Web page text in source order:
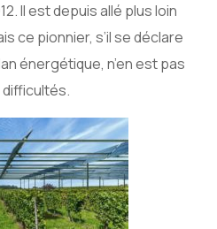
Il est depuis allé plus loin
ce pionnier, s’il se déclare
énergétique, n’en est pas